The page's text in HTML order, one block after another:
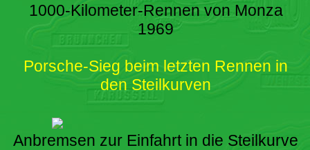
1000-Kilometer-Rennen von Monza
1969
Porsche-Sieg beim letzten Rennen in
den Steilkurven
Anbremsen zur Einfahrt in die Steilkurve